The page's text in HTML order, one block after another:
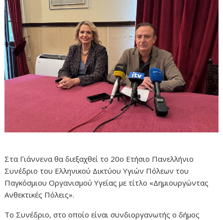
Στα Γιάννενα θα διεξαχθεί το 20ο Ετήσιο Πανελλήνιο
Συνέδριο του Ελληνικού Δικτύου Υγιών Πόλεων του
Παγκόσμιου Οργανισμού Υγείας με τίτλο «Δημιουργώντας
Ανθεκτικές Πόλεις».
Το Συνέδριο, στο οποίο είναι συνδιοργανωτής ο δήμος